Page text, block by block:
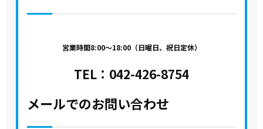
営業時間8:00～18:00（日曜日、祝日定休）
TEL： 042-426-8754
メールでのお問い合わせ